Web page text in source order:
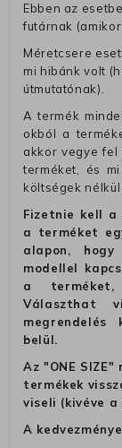
Ebben az
futárnak
Méretcsere
mi hibánk volt
útmutatónak).
A termék
okból a
akkor vegye fel
terméket, és
költségek nélkül
Fizetnie kell
a terméket
alapon,
modellel
a
Választhat
megrendelés
belül.
Az "ONE
termékek
viseli (kivéve
A